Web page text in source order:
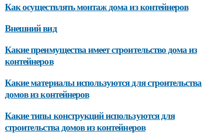
Как осуществлять монтаж дома из контейнеров
Внешний вид
Какие преимущества имеет строительство дома из
контейнеров
Какие материалы используются для строительства
домов из контейнеров
Какие типы конструкций используются для
строительства домов из контейнеров